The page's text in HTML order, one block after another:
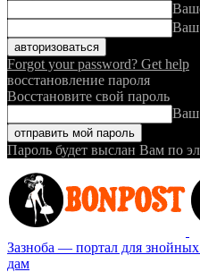
Ваш
Forgot your password? Get help
восстановление пароля
Восстановите свой пароль
Ваш
Пароль будет выслан Вам по
Зазноба — портал для
дам